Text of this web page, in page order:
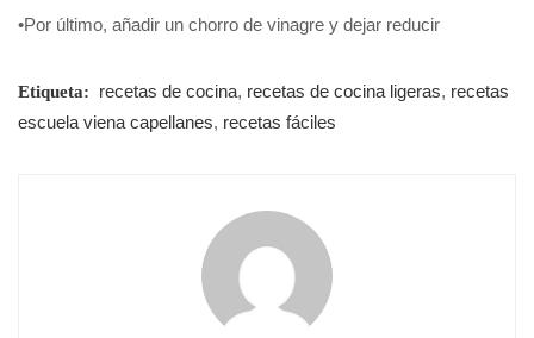
•Por último, añadir un chorro de vinagre y dejar reducir
Etiqueta: recetas de cocina, recetas de cocina ligeras, recetas
escuela viena capellanes, recetas fáciles